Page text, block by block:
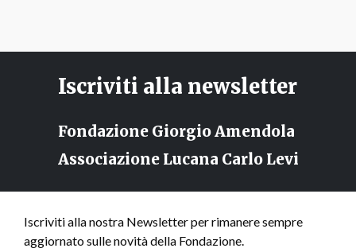
Iscriviti alla newsletter
Fondazione Giorgio Amendola
Associazione Lucana Carlo Levi
Iscriviti alla nostra Newsletter per rimanere sempre
aggiornato sulle novità della Fondazione.